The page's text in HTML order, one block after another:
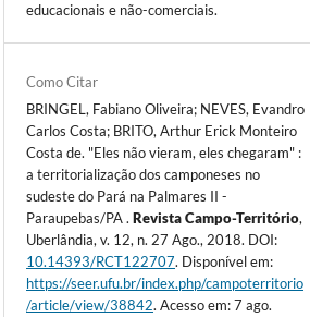
educacionais e não-comerciais.
Como Citar
BRINGEL, Fabiano Oliveira; NEVES, Evandro
Carlos Costa; BRITO, Arthur Erick Monteiro
Costa de. "Eles não vieram, eles chegaram" :
a territorialização dos camponeses no
sudeste do Pará na Palmares II -
Paraupebas/PA .Revista Campo-Território,
Uberlândia, v. 12, n. 27 Ago., 2018. DOI:
10.14393/RCT122707. Disponível em:
https://seer.ufu.br/index.php/campoterritorio
/article/view/38842. Acesso em: 7 ago.